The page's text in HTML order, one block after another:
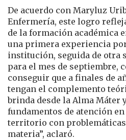
De acuerdo con Maryluz
Enfermería, este logro
de la formación académica
una primera experiencia
institución, seguida de otra
para el mes de septiembre,
conseguir que a finales de
tengan el complemento
brinda desde la Alma Máter
fundamentos de atención
territorio con
materia”, aclaró.